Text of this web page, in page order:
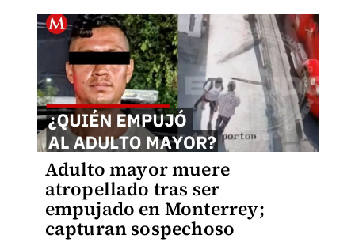
Adulto mayor muere
atropellado tras ser
empujado en Monterrey;
capturan sospechoso